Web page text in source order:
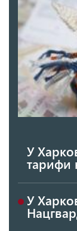
У
тарифи
У